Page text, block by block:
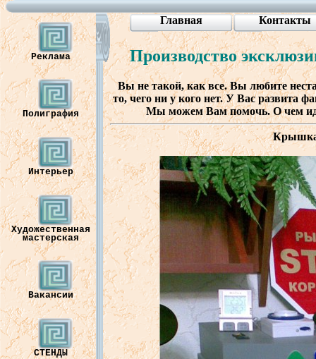
Реклама
Полиграфия
Интерьер
Художественная
мастерская
Вакансии
СТЕНДЫ
Главная Контакты
Производствоэксклюзи
Выне такой, как все. Вы любите
то,чего ни укого нет. У Васразвита
Мы можемВам помочь. О чем